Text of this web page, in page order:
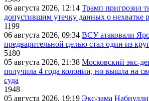
06 августа 2026, 12:14 Трамп пригрозил
допустившим утечку данных о
1199
06 августа 2026, 09:34 ВСУ атаковали
предварительной целью стал один из
5180
05 августа 2026, 21:38 Московский экс-
получила 4 года колонии, но вышла на
суда
1948
05 августа 2026, 19:19 Экс-зама